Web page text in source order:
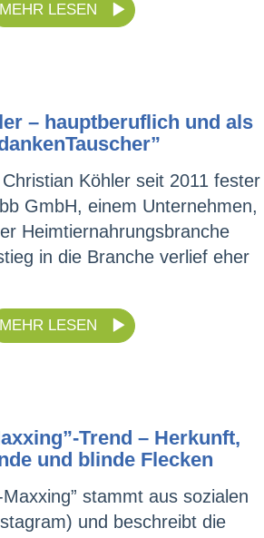
MEHR LESEN
– hauptberuflich und als
Köhler seit 2011 fester
GmbH, einem Unternehmen,
Heimtiernahrungsbranche
in die Branche verlief eher
MEHR LESEN
Trend – Herkunft,
und blinde Flecken
stammt aus sozialen
und beschreibt die